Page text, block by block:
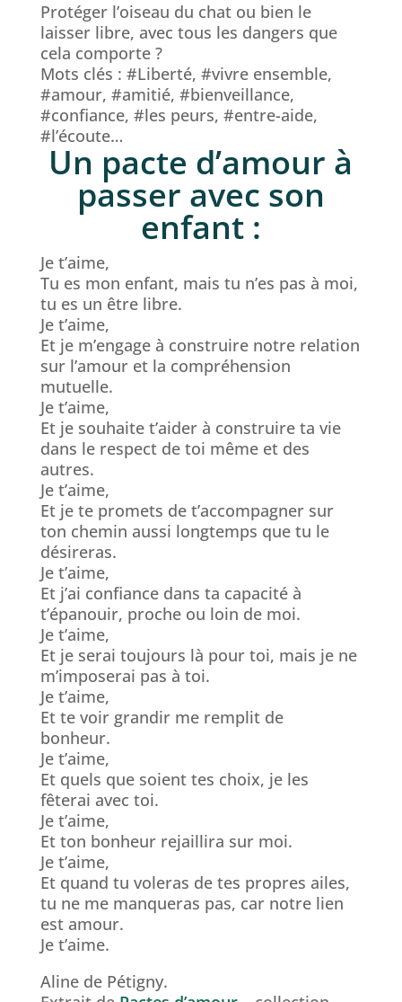
Protéger l’oiseau du chat ou bien le
laisser libre, avec tous les dangers que
cela comporte ?
Mots clés : #Liberté, #vivre ensemble,
#amour, #amitié, #bienveillance,
#confiance, #les peurs, #entre-aide,
#l’écoute…
Un pacte d’amour à
passer avec son
enfant :
Je t’aime,
Tu es mon enfant, mais tu n’es pas à moi,
tu es un être libre.
Je t’aime,
Et je m’engage à construire notre relation
sur l’amour et la compréhension
mutuelle.
Je t’aime,
Et je souhaite t’aider à construire ta vie
dans le respect de toi même et des
autres.
Je t’aime,
Et je te promets de t’accompagner sur
ton chemin aussi longtemps que tu le
désireras.
Je t’aime,
Et j’ai confiance dans ta capacité à
t’épanouir, proche ou loin de moi.
Je t’aime,
Et je serai toujours là pour toi, mais je ne
m’imposerai pas à toi.
Je t’aime,
Et te voir grandir me remplit de
bonheur.
Je t’aime,
Et quels que soient tes choix, je les
fêterai avec toi.
Je t’aime,
Et ton bonheur rejaillira sur moi.
Je t’aime,
Et quand tu voleras de tes propres ailes,
tu ne me manqueras pas, car notre lien
est amour.
Je t’aime.
Aline de Pétigny.